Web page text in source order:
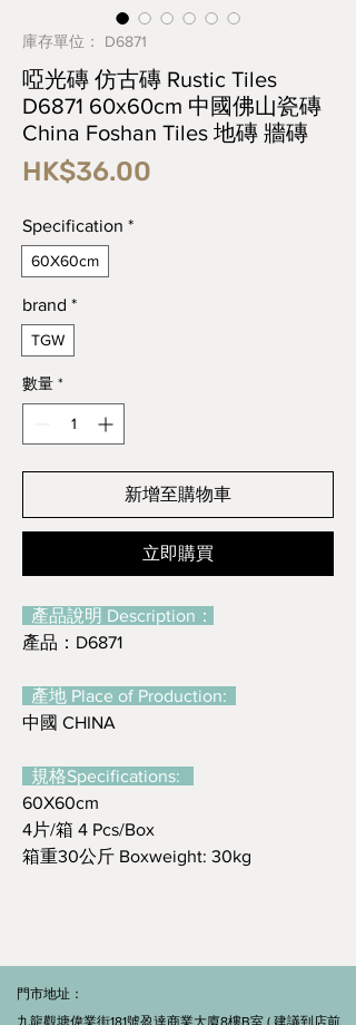
庫存單位： D6871
啞光磚 仿古磚 Rustic Tiles
D6871 60x60cm 中國佛山瓷磚
China Foshan Tiles 地磚 牆磚
HK$36.00
Specification *
60X60cm
brand *
TGW
數量 *
新增至購物車
立即購買
產品說明 Description：
產品：D6871
產地 Place of Production:
中國 CHINA
規格Specifications:
60X60cm
4片/箱 4 Pcs/Box
箱重30公斤 Boxweight: 30kg
門市地址：
九龍觀塘偉業街181號盈達商業大廈8樓B室 ( 建議到店前